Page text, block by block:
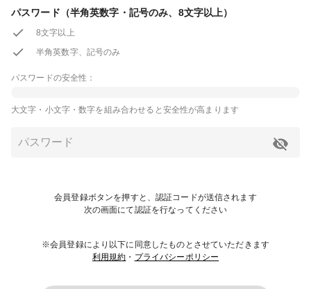
パスワード（半角英数字・記号のみ、8文字以上）
8文字以上
半角英数字、記号のみ
パスワードの安全性：
大文字・小文字・数字を組み合わせると安全性が高まります
会員登録ボタンを押すと、認証コードが送信されます
次の画面にて認証を行なってください
※会員登録により以下に同意したものとさせていただきます
利用規約 ・ プライバシーポリシー